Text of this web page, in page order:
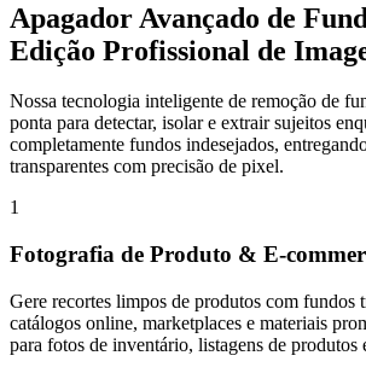
Apagador Avançado de
Edição Profissional de
Nossa tecnologia inteligente de remoção de
ponta para detectar, isolar e extrair sujeitos
completamente fundos indesejados,
transparentes com precisão de pixel.
1
Fotografia de Produto & E-
Gere recortes limpos de produtos com fundos
catálogos online, marketplaces e materiais
para fotos de inventário, listagens de produtos